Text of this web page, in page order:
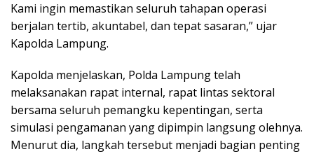
Kami ingin memastikan seluruh tahapan operasi
berjalan tertib, akuntabel, dan tepat sasaran,” ujar
Kapolda Lampung.
Kapolda menjelaskan, Polda Lampung telah
melaksanakan rapat internal, rapat lintas sektoral
bersama seluruh pemangku kepentingan, serta
simulasi pengamanan yang dipimpin langsung olehnya.
Menurut dia, langkah tersebut menjadi bagian penting